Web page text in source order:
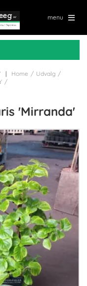
menu
Home / Udvalg /
/
'Mirranda'